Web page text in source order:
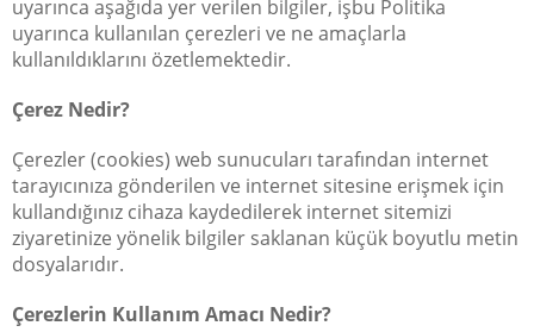
uyarınca aşağıda yer verilen bilgiler, işbu Politika
uyarınca kullanılan çerezleri ve ne amaçlarla
kullanıldıklarını özetlemektedir.
Çerez Nedir?
Çerezler (cookies) web sunucuları tarafından internet
tarayıcınıza gönderilen ve internet sitesine erişmek için
kullandığınız cihaza kaydedilerek internet sitemizi
ziyaretinize yönelik bilgiler saklanan küçük boyutlu metin
dosyalarıdır.
Çerezlerin Kullanım Amacı Nedir?